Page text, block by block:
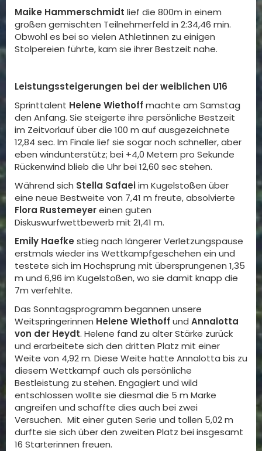
Maike Hammerschmidt lief die 800m in einem
großen gemischten Teilnehmerfeld in 2:34,46 min.
Obwohl es bei so vielen Athletinnen zu einigen
Stolpereien führte, kam sie ihrer Bestzeit nahe.
Leistungssteigerungen bei der weiblichen U16
Sprinttalent Helene Wiethoff machte am Samstag
den Anfang. Sie steigerte ihre persönliche Bestzeit
im Zeitvorlauf über die 100 m auf ausgezeichnete
12,84 sec. Im Finale lief sie sogar noch schneller, aber
eben windunterstütz; bei +4,0 Metern pro Sekunde
Rückenwind blieb die Uhr bei 12,60 sec stehen.
Während sich Stella Safaeiim Kugelstoßen über
eine neue Bestweite von 7,41 m freute, absolvierte
Flora Rustemeyereinen guten
Diskuswurfwettbewerb mit 21,41 m.
Emily Haefkestieg nach längerer Verletzungspause
erstmals wieder ins Wettkampfgeschehen ein und
testete sich im Hochsprung mit übersprungenen 1,35
m und 6,96 im Kugelstoßen, wo sie damit knapp die
7m verfehlte.
Das Sonntagsprogramm begannen unsere
Weitspringerinnen Helene Wiethoff und Annalotta
von der Heydt. Helene fand zu alter Stärke zurück
und erarbeitete sich den dritten Platz mit einer
Weite von 4,92 m. Diese Weite hatte Annalotta bis zu
diesem Wettkampf auch als persönliche
Bestleistung zu stehen. Engagiert und wild
entschlossen wollte sie diesmal die 5 m Marke
angreifen und schaffte dies auch bei zwei
Versuchen. Mit einer guten Serie und tollen 5,02 m
durfte sie sich über den zweiten Platz bei insgesamt
16 Starterinnen freuen.